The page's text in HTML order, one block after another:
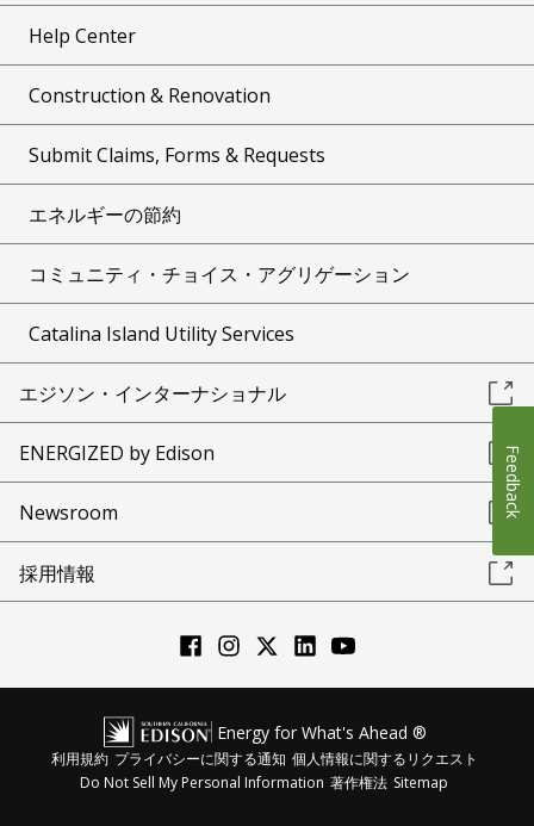
Help Center
Construction & Renovation
Submit Claims, Forms & Requests
エネルギーの節約
コミュニティ・チョイス・アグリゲーション
Catalina Island Utility Services
エジソン・インターナショナル
ENERGIZED by Edison
Newsroom
採用情報
Energy for What's Ahead ®
利用規約 プライバシーに関する通知 個人情報に関するリクエスト
Do Not Sell My Personal Information 著作権法 Sitemap
Feedback